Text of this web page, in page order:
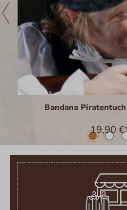
Bandana
19,90